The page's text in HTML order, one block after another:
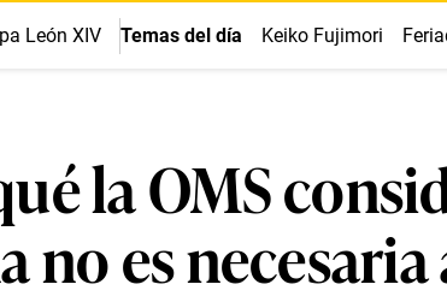
León XIV Temas del día Keiko Fujimori
la OMS
no es